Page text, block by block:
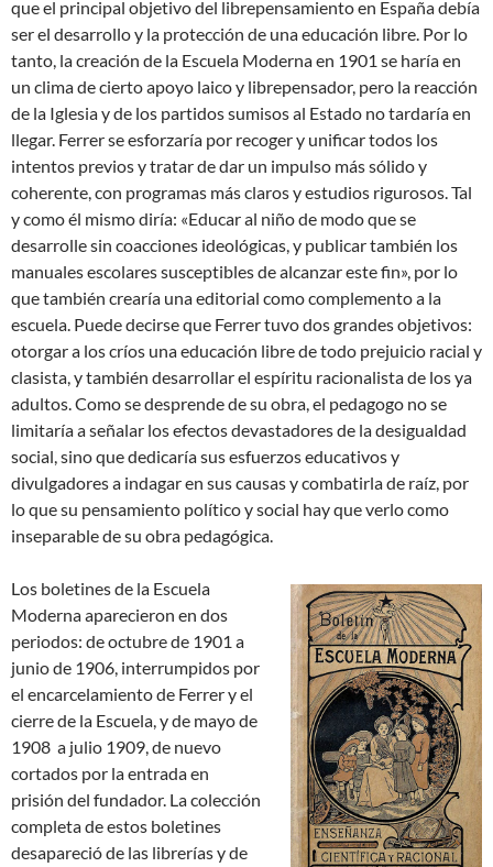
que el principal objetivo del librepensamiento en España debía
ser el desarrollo y la protección de una educación libre. Por lo
tanto, la creación de la Escuela Moderna en 1901 se haría en
un clima de cierto apoyo laico y librepensador, pero la reacción
de la Iglesia y de los partidos sumisos al Estado no tardaría en
llegar. Ferrer se esforzaría por recoger y unificar todos los
intentos previos y tratar de dar un impulso más sólido y
coherente, con programas más claros y estudios rigurosos. Tal
y como él mismo diría: «Educar al niño de modo que se
desarrolle sin coacciones ideológicas, y publicar también los
manuales escolares susceptibles de alcanzar este fin», por lo
que también crearía una editorial como complemento a la
escuela. Puede decirse que Ferrer tuvo dos grandes objetivos:
otorgar a los críos una educación libre de todo prejuicio racial y
clasista, y también desarrollar el espíritu racionalista de los ya
adultos. Como se desprende de su obra, el pedagogo no se
limitaría a señalar los efectos devastadores de la desigualdad
social, sino que dedicaría sus esfuerzos educativos y
divulgadores a indagar en sus causas y combatirla de raíz, por
lo que su pensamiento político y social hay que verlo como
inseparable de su obra pedagógica.
Los boletines de la Escuela
Moderna aparecieron en dos
periodos: de octubre de 1901 a
junio de 1906, interrumpidos por
el encarcelamiento de Ferrer y el
cierre de la Escuela, y de mayo de
1908 a julio 1909, de nuevo
cortados por la entrada en
prisión del fundador. La colección
completa de estos boletines
desapareció de las librerías y de